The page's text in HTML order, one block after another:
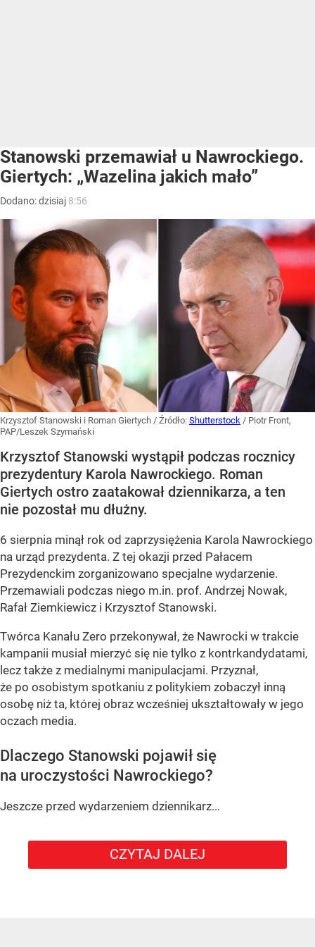
Stanowski przemawiał u Nawrockiego.
Giertych: „Wazelina jakich mało”
Dodano:dzisiaj 8:56
Krzysztof Stanowski i Roman Giertych / Źródło: Shutterstock / Piotr Front,
PAP/Leszek Szymański
Krzysztof Stanowski wystąpił podczas rocznicy
prezydentury Karola Nawrockiego. Roman
Giertych ostro zaatakował dziennikarza, a ten
nie pozostał mu dłużny.
6 sierpnia minął rok od zaprzysiężenia Karola Nawrockiego
na urząd prezydenta. Z tej okazji przed Pałacem
Prezydenckim zorganizowano specjalne wydarzenie.
Przemawiali podczas niego m.in. prof. Andrzej Nowak,
Rafał Ziemkiewicz i Krzysztof Stanowski.
Twórca Kanału Zero przekonywał, że Nawrocki w trakcie
kampanii musiał mierzyć się nie tylko z kontrkandydatami,
lecz także z medialnymi manipulacjami. Przyznał,
że po osobistym spotkaniu z politykiem zobaczył inną
osobę niż ta, której obraz wcześniej ukształtowały w jego
oczach media.
Dlaczego Stanowski pojawił się
na uroczystości Nawrockiego?
Jeszcze przed wydarzeniem dziennikarz...
CZYTAJ DALEJ